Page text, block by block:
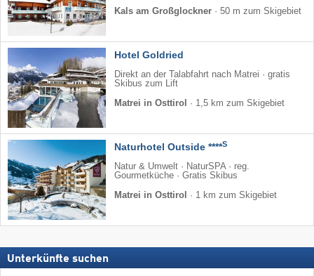
Kals am Großglockner · 50 m zum Skigebiet
Hotel Goldried
Direkt an der Talabfahrt nach Matrei · gratis
Skibus zum Lift
Matrei in Osttirol
· 1,5 km zum Skigebiet
Naturhotel Outside ****S
Natur & Umwelt · NaturSPA · reg.
Gourmetküche · Gratis Skibus
Matrei in Osttirol
· 1 km zum Skigebiet
Unterkünfte suchen